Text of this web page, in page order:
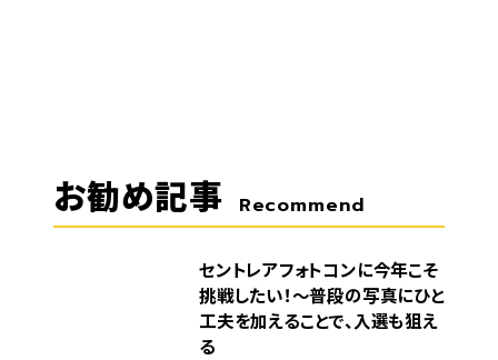
お勧め記事 Recommend
セントレアフォトコンに今年こそ
挑戦したい！～普段の写真にひと
工夫を加えることで、入選も狙え
る